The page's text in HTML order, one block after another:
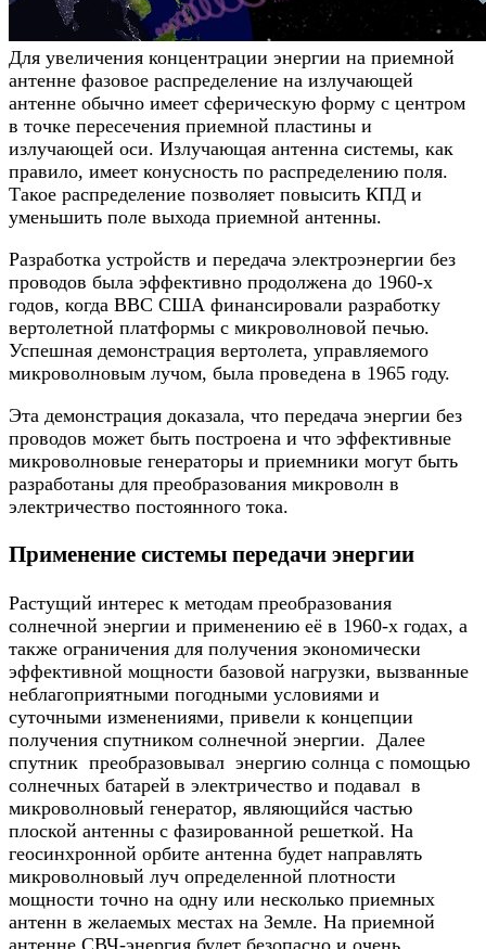
Для увеличения концентрации энергии на приемной
антенне фазовое распределение на излучающей
антенне обычно имеет сферическую форму с центром
в точке пересечения приемной пластины и
излучающей оси. Излучающая антенна системы, как
правило, имеет конусность по распределению поля.
Такое распределение позволяет повысить КПД и
уменьшить поле выхода приемной антенны.
Разработка устройств и передача электроэнергии без
проводов была эффективно продолжена до 1960-х
годов, когда ВВС США финансировали разработку
вертолетной платформы с микроволновой печью.
Успешная демонстрация вертолета, управляемого
микроволновым лучом, была проведена в 1965 году.
Эта демонстрация доказала, что передача энергии без
проводов может быть построена и что эффективные
микроволновые генераторы и приемники могут быть
разработаны для преобразования микроволн в
электричество постоянного тока.
Применение системы передачи энергии
Растущий интерес к методам преобразования
солнечной энергии и применению её в 1960-х годах, а
также ограничения для получения экономически
эффективной мощности базовой нагрузки, вызванные
неблагоприятными погодными условиями и
суточными изменениями, привели к концепции
получения спутником солнечной энергии. Далее
спутник преобразовывал энергию солнца с помощью
солнечных батарей в электричество и подавал в
микроволновый генератор, являющийся частью
плоской антенны с фазированной решеткой. На
геосинхронной орбите антенна будет направлять
микроволновый луч определенной плотности
мощности точно на одну или несколько приемных
антенн в желаемых местах на Земле. На приемной
антенне СВЧ-энергия будет безопасно и очень